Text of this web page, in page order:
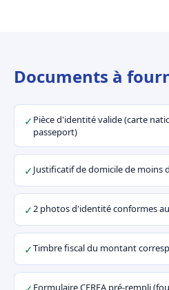
Documents à
✓ Pièce d'identité valide (carte
passeport)
✓Justificatif de domicile de moins
✓2 photos d'identité conformes
✓Timbre fiscal du montant
Formulaire CERFA pré-rempli